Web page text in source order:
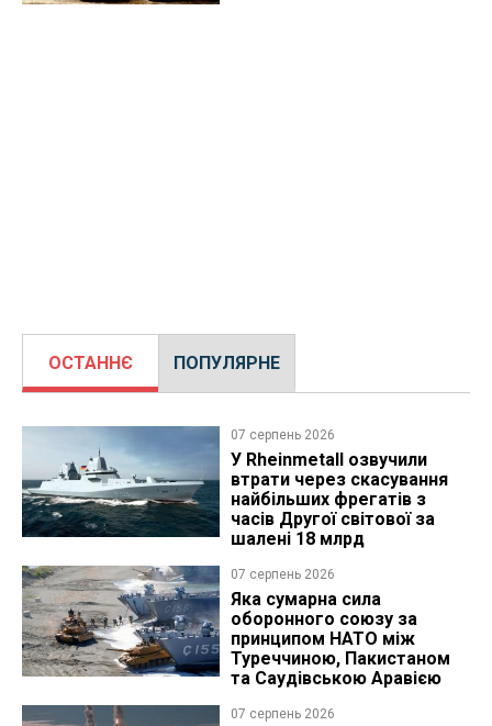
ОСТАННЄ ПОПУЛЯРНЕ
07 серпень 2026
У Rheinmetall озвучили
втрати через скасування
найбільших фрегатів з
часів Другої світової за
шалені 18 млрд
07 серпень 2026
Яка сумарна сила
оборонного союзу за
принципом НАТО між
Туреччиною, Пакистаном
та Саудівською Аравією
07 серпень 2026